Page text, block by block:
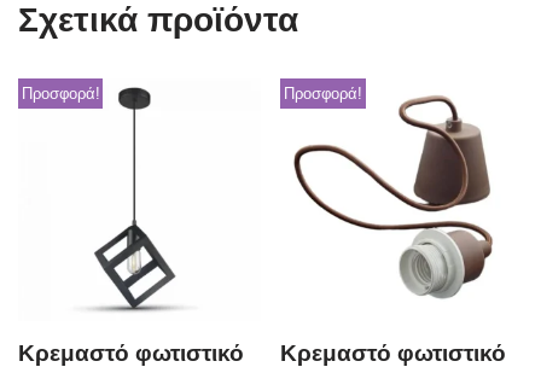
Σχετικά προϊόντα
Προσφορά!
Κρεμαστό φωτιστικό
Προσφορά!
Κρεμαστό φωτιστικό